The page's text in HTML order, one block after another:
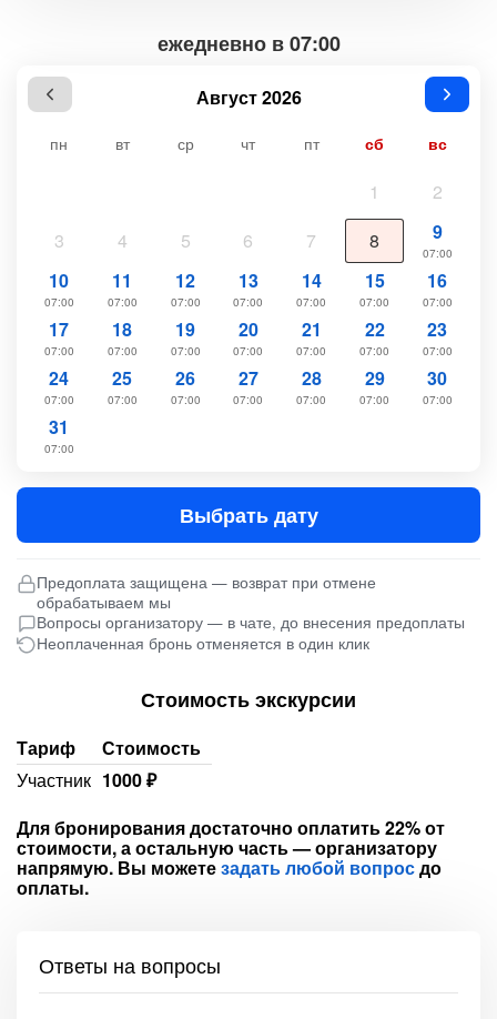
ежедневно в 07:00
Август 2026
пн вт ср чт пт сб вс
1
2
3
4 5 6 7 8 9
07:00
10
07:00
11
07:00
12
07:00
13
07:00
14
07:00
15
07:00
16
07:00
17
07:00
18
07:00
19
07:00
20
07:00
21
07:00
22
07:00
23
07:00
24
07:00
25
07:00
26
07:00
27
07:00
28
07:00
29
07:00
30
07:00
31
07:00
Выбрать дату
Предоплата защищена — возврат при отмене
обрабатываем мы
Вопросы организатору — в чате, до внесения предоплаты
Неоплаченная бронь отменяется в один клик
Стоимость экскурсии
Тариф
Стоимость
Участник 1000 ₽
Для бронирования достаточно оплатить 22% от
стоимости, а остальную часть — организатору
напрямую. Вы можетезадать любой вопросдо
оплаты.
Ответы на вопросы